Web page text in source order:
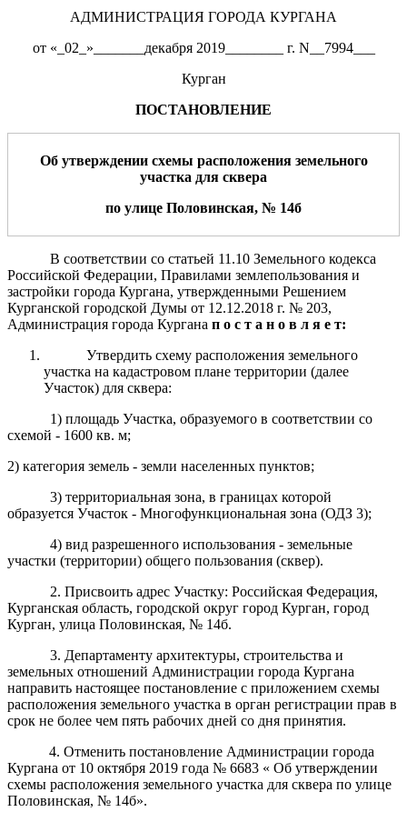
АДМИНИСТРАЦИЯ ГОРОДА КУРГАНА
от «_02_»_______декабря 2019________ г. N__7994___
Курган
ПОСТАНОВЛЕНИЕ
Об утверждении схемы расположения земельного
участка для сквера
по улице Половинская, № 14б
В соответствии со статьей 11.10 Земельного кодекса
Российской Федерации, Правилами землепользования и
застройки города Кургана, утвержденными Решением
Курганской городской Думы от 12.12.2018 г. № 203,
Администрация города Кургана п о с т а н о в л я е т:
Утвердить схему расположения земельного
участка на кадастровом плане территории (далее
Участок) для сквера:
1) площадь Участка, образуемого в соответствии со
схемой - 1600 кв. м;
2) категория земель - земли населенных пунктов;
3) территориальная зона, в границах которой
образуется Участок - Многофункциональная зона (ОДЗ 3);
4) вид разрешенного использования - земельные
участки (территории) общего пользования (сквер).
2. Присвоить адрес Участку: Российская Федерация,
Курганская область, городской округ город Курган, город
Курган, улица Половинская, № 14б.
3. Департаменту архитектуры, строительства и
земельных отношений Администрации города Кургана
направить настоящее постановление с приложением схемы
расположения земельного участка в орган регистрации прав в
срок не более чем пять рабочих дней со дня принятия.
4. Отменить постановление Администрации города
Кургана от 10 октября 2019 года № 6683 « Об утверждении
схемы расположения земельного участка для сквера по улице
Половинская, № 14б».